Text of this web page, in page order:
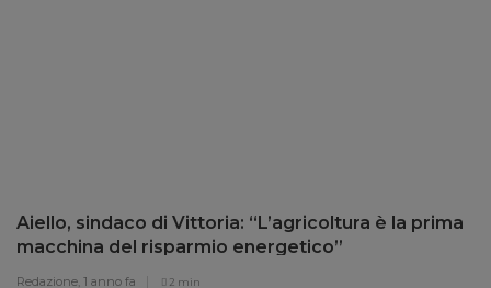
Aiello, sindaco di Vittoria: “L’agricoltura è la prima
macchina del risparmio energetico”
Redazione, 1 anno fa 2 min